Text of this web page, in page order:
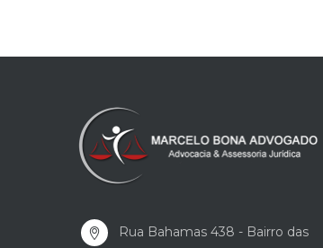
Rua Bahamas 438 - Bairro das